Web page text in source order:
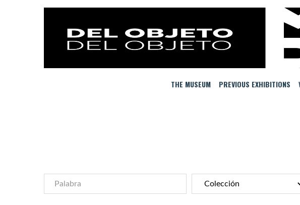
THE MUSEUM PREVIOUS EXHIBITIONS